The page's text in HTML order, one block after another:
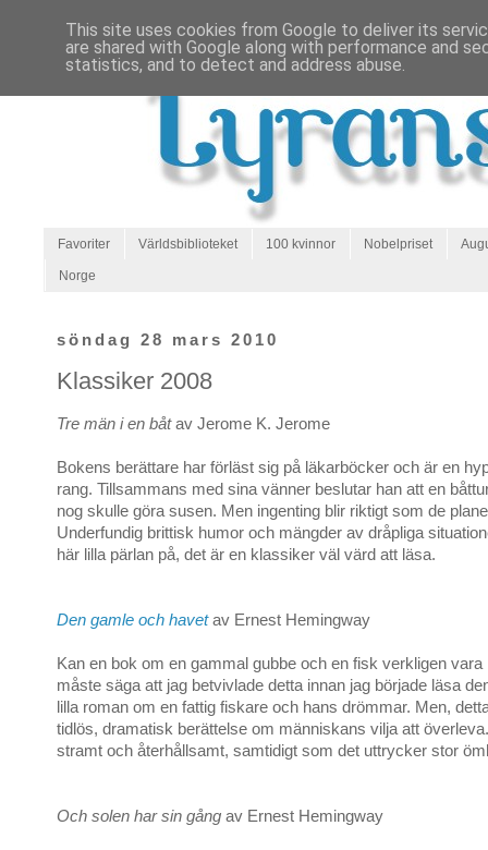
Favoriter Världsbiblioteket 100 kvinnor Nobelpriset
Norge
söndag 28 mars 2010
Klassiker 2008
Tre män i en båtav Jerome K. Jerome
Bokens berättare har förläst sig på läkarböcker och är en
rang. Tillsammans med sina vänner beslutar han att en
nog skulle göra susen. Men ingenting blir riktigt som de
Underfundig brittisk humor och mängder av dråpliga
här lilla pärlan på, det är en klassiker väl värd att läsa.
Den gamle och havetav Ernest Hemingway
Kan en bok om en gammal gubbe och en fisk verkligen vara
måste säga att jag betvivlade detta innan jag började läsa
lilla roman om en fattig fiskare och hans drömmar. Men,
tidlös, dramatisk berättelse om människans vilja att
stramt och återhållsamt, samtidigt som det uttrycker stor
Och solen har sin gång av Ernest Hemingway
This site uses cookies from Google to deliver its
are shared with Google along with performance and
statistics, and to detect and address abuse.